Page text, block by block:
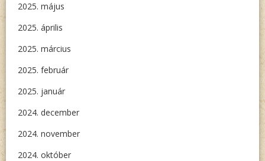
2025. május
2025. április
2025. március
2025. február
2025. január
2024. december
2024. november
2024. október